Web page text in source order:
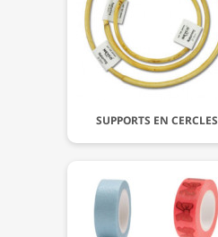
SUPPORTS EN CERCLES